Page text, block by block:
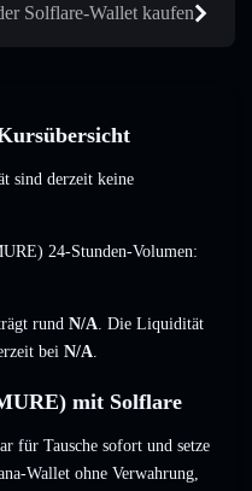
Solflare-Wallet kaufen
sind derzeit keine
24-Stunden-Volumen:
rund N/A. Die Liquidität
bei N/A.
mit Solflare
für Tausche sofort und setze
Wallet ohne Verwahrung,